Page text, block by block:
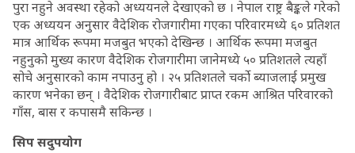
पुरा नहुने अवस्था रहेको अध्ययनले देखाएको छ । नेपाल राष्ट्र बैङ्कले गरेको
एक अध्ययन अनुसार वैदेशिक रोजगारीमा गएका परिवारमध्ये ६० प्रतिशत
मात्र आर्थिक रूपमा मजबुत भएको देखिन्छ । आर्थिक रूपमा मजबुत
नहुनुको मुख्य कारण वैदेशिक रोजगारीमा जानेमध्ये ५० प्रतिशतले त्यहाँ
सोचे अनुसारको काम नपाउनु हो । २५ प्रतिशतले चर्को ब्याजलाई प्रमुख
कारण भनेका छन् । वैदेशिक रोजगारीबाट प्राप्त रकम आश्रित परिवारको
गाँस, बास र कपासमै सकिन्छ ।
सिप सदुपयोग